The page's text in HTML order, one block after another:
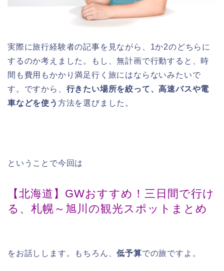
実際に旅行経験者の記事を見ながら、1か2のどちらに
するのか考えました。もし、無計画で行動すると、時
間も費用もかかり満足行く旅にはならないみたいで
す。ですから、 行きたい場所を絞って、高速バスや電
車などを使う 方法を選びました。
ということで今回は
【北海道】GWおすすめ！三日間で行け
る、札幌～旭川の観光スポットまとめ
をお話しします。もちろん、低予算での旅ですよ。